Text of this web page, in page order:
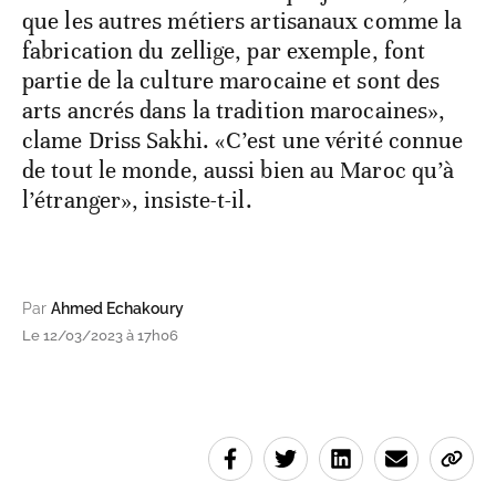
que les autres métiers artisanaux comme la
fabrication du zellige, par exemple, font
partie de la culture marocaine et sont des
arts ancrés dans la tradition marocaines»,
clame Driss Sakhi. «C’est une vérité connue
de tout le monde, aussi bien au Maroc qu’à
l’étranger», insiste-t-il.
Par Ahmed Echakoury
Le 12/03/2023 à 17h06